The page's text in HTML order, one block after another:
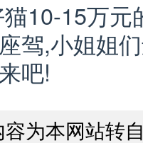
10-15万
驾,小姐姐
吧!
为本网站转